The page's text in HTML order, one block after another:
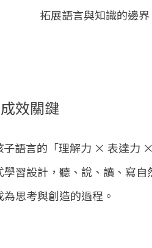
拓展語言與知識的邊
效關鍵
語言的「理解力 × 表達力
習設計，聽、說、讀、寫自
思考與創造的過程。